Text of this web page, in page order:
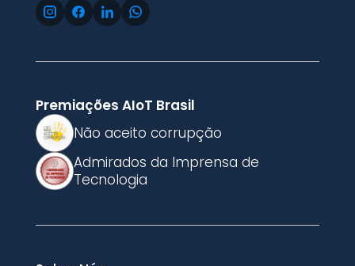
Premiações AIoT Brasil
Não aceito corrupção
Admirados da Imprensa de
Tecnologia